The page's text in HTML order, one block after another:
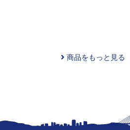
商品をもっと見る